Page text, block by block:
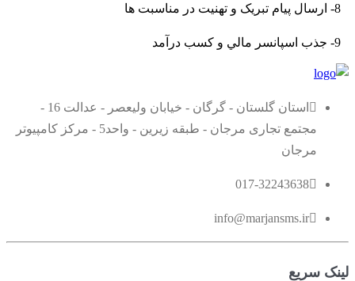
8- ارسال پيام تبريک و تهنيت در مناسبت ها
9- جذب اسپانسر مالي و کسب درآمد
استان گلستان - گرگان - خیابان ولیعصر - عدالت 16 -
مجتمع تجاری مرجان - طبقه زیرین - واحد5 - مرکز کامپیوتر
مرجان
017-32243638
info@marjansms.ir
لینک سریع